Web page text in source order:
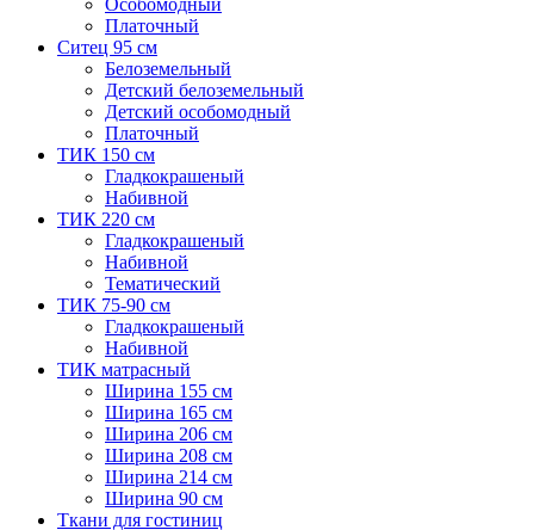
Платочный
Ситец 95 см
Белоземельный
Детский белоземельный
Детский особомодный
Платочный
ТИК 150 см
Гладкокрашеный
Набивной
ТИК 220 см
Гладкокрашеный
Набивной
Тематический
ТИК 75-90 см
Гладкокрашеный
Набивной
ТИК матрасный
Ширина 155 см
Ширина 165 см
Ширина 206 см
Ширина 208 см
Ширина 214 см
Ширина 90 см
Ткани для гостиниц